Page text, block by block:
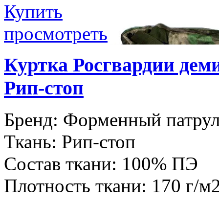
Купить
просмотреть
Куртка Росгвардии
Рип-стоп
Бренд: Форменный
Ткань: Рип-стоп
Состав ткани: 100% ПЭ
Плотность ткани: 170 г/